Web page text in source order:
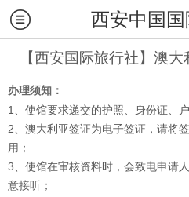
西安中国
【西安国际旅行社】澳
办理须知：
1、使馆要求递交的护照、身份证、
2、澳大利亚签证为电子签证，请将
用；
3、使馆在审核资料时，会致电申请
意接听；